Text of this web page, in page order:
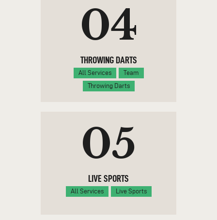
04
THROWING DARTS
All Services
Team
Throwing Darts
05
LIVE SPORTS
All Services Live Sports